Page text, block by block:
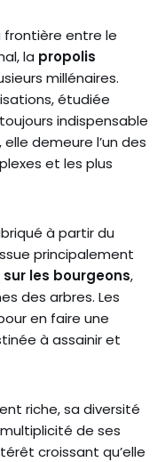
entre le
la propolis
millénaires.
étudiée
indispensable
demeure l’un des
et les plus
à partir du
principalement
les bourgeons,
des arbres. Les
en faire une
à assainir et
riche, sa diversité
de ses
croissant qu’elle